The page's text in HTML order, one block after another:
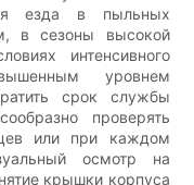
езда в пыльных
в сезоны высокой
интенсивного
уровнем
срок службы
проверять
или при каждом
осмотр на
крышки корпуса